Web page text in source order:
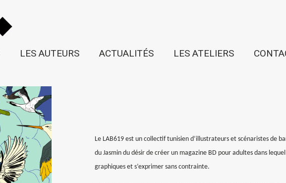
LES AUTEURS ACTUALITÉS LES ATELIERS
Le LAB619 est un collectif tunisien d’illustrateurs et scénaristes de
du Jasmin du désir de créer un magazine BD pour adultes dans
graphiques et s’exprimer sans contrainte.